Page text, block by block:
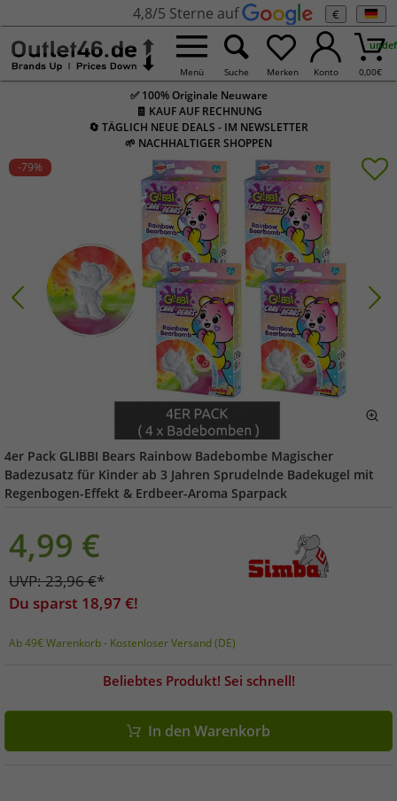
4,8/5 Sterne auf €
Menü Suche Merken Konto 0,00€
✅ 100% Originale Neuware
🧾 KAUF AUF RECHNUNG
🔄 TÄGLICH NEUE DEALS - IM NEWSLETTER
🌱 NACHHALTIGER SHOPPEN
-79%
4er Pack GLIBBI Bears Rainbow Badebombe Magischer
Badezusatz für Kinder ab 3 Jahren Sprudelnde Badekugel mit
Regenbogen-Effekt & Erdbeer-Aroma Sparpack
4,99 €
UVP:23,96€*
Du sparst 18,97 €!
Ab 49€ Warenkorb - Kostenloser Versand (DE)
Beliebtes Produkt! Sei schnell!
In den Warenkorb